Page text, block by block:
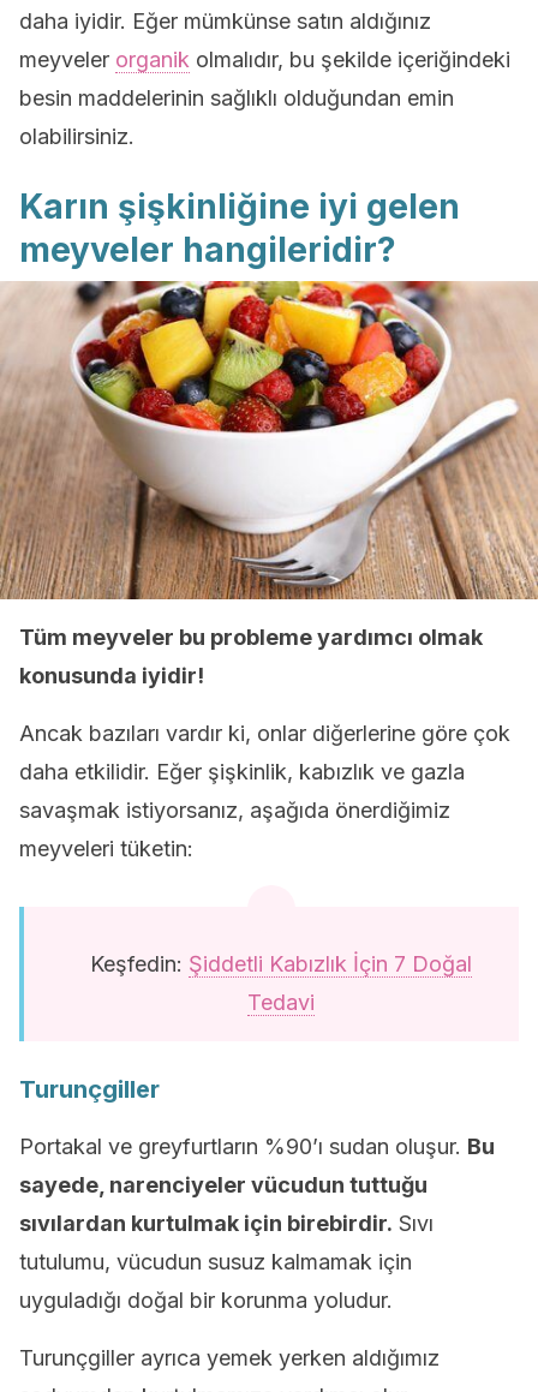
daha iyidir. Eğer mümkünse satın aldığınız
meyveler organik olmalıdır, bu şekilde içeriğindeki
besin maddelerinin sağlıklı olduğundan emin
olabilirsiniz.
Karın şişkinliğine iyi gelen
meyveler hangileridir?
Tüm meyveler bu probleme yardımcı olmak
konusunda iyidir!
Ancak bazıları vardır ki, onlar diğerlerine göre çok
daha etkilidir. Eğer şişkinlik, kabızlık ve gazla
savaşmak istiyorsanız, aşağıda önerdiğimiz
meyveleri tüketin:
Keşfedin: Şiddetli Kabızlık İçin 7 Doğal
Tedavi
Turunçgiller
Portakal ve greyfurtların %90’ı sudan oluşur. Bu
sayede, narenciyeler vücudun tuttuğu
sıvılardan kurtulmak için birebirdir. Sıvı
tutulumu, vücudun susuz kalmamak için
uyguladığı doğal bir korunma yoludur.
Turunçgiller ayrıca yemek yerken aldığımız